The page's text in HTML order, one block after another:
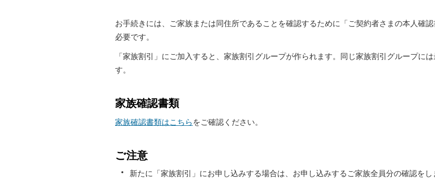
お手続きには、ご家族または同住所であることを確認するために「ご契約者さまの本人確
必要です。
「家族割引」にご加入すると、家族割引グループが作られます。同じ家族割引グループに
す。
家族確認書類
家族確認書類はこちらをご確認ください。
ご注意
新たに「家族割引」にお申し込みする場合は、お申し込みするご家族全員分の確認をし